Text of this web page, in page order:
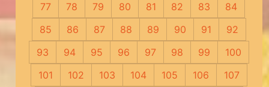
77
78 79 80 81 82 83
84
85
86 87 88 89 90 91
92
93
94 95 96 97 98 99
100
101
102 103 104 105 106
107